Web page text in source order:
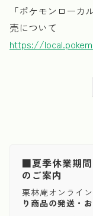
「ポケモンロー
売について
https://
■夏季休業期
のご案内
栗林庵オンライ
り商品の発送・